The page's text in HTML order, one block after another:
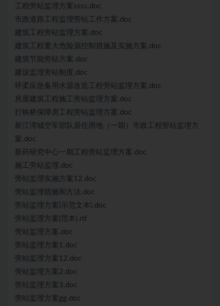
工程旁站监理方案ssss.doc
市政道路工程监理旁站工作方案.doc
建筑工程旁站监理方案.doc
建筑工程重大危险源控制措施及实施方案.doc
建筑节能旁站方案.doc
建设监理旁站制度.doc
怀柔应急备用水源改造工程旁站监理方案.doc
房屋建筑工程施工旁站监理方案.doc
打铁桥保障房工程旁站监理方案.doc
新江湾城空军部队居住用地（一期）市政工程旁站监理方
案.doc
新药研究中心一期工程旁站监理方案.doc
施工旁站监理.doc
旁站监理实施方案12.doc
旁站监理措施和方法.doc
旁站监理方案(示范文本).doc
旁站监理方案(范本).rtf
旁站监理方案.doc
旁站监理方案1.doc
旁站监理方案12.doc
旁站监理方案2.doc
旁站监理方案3.doc
旁站监理方案gg.doc